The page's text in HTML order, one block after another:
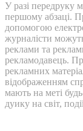
У разі передруку
першому абзаці.
допомогою
журналісти
реклами та
рекламодавець.
рекламних
відображенням
мають на меті
дуику на світ,